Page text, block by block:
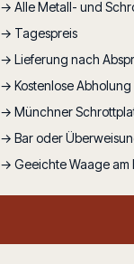
→ Alle Metall- und
→ Tagespreis
→ Lieferung nach
→ Kostenlose
→ Münchner
→ Bar oder
→ Geeichte Waage am